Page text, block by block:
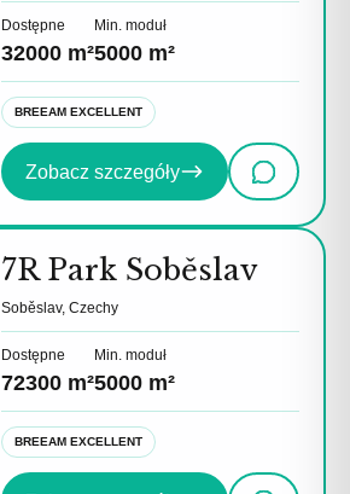
Dostępne
32000 m²
Min. moduł
5000 m²
BREEAM EXCELLENT
Zobacz szczegóły
7R Park Soběslav
Soběslav, Czechy
Dostępne
72300 m²
Min. moduł
5000 m²
BREEAM EXCELLENT